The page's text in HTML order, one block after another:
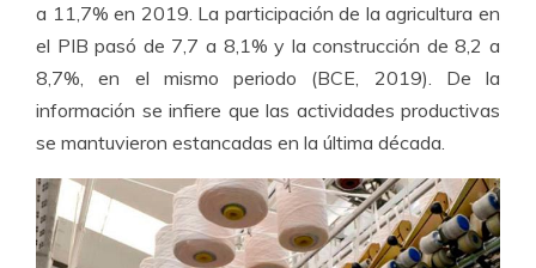
a 11,7% en 2019. La participación de la agricultura en
el PIB pasó de 7,7 a 8,1% y la construcción de 8,2 a
8,7%, en el mismo periodo (BCE, 2019). De la
información se infiere que las actividades productivas
se mantuvieron estancadas en la última década.